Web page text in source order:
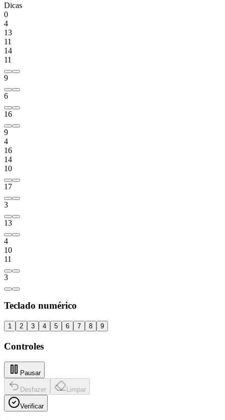
Dicas
0
4
13
11
14
11
9
6
16
9
4
16
14
10
17
3
13
4
10
11
3
Teclado numérico
1 2 3 4 5 6 7 8 9
Controles
Pausar
Desfazer Limpar
Verificar